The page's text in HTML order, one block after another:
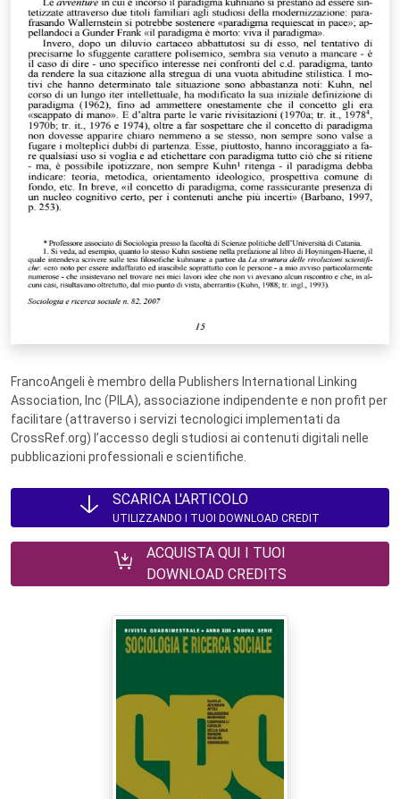
FrancoAngeli è membro della Publishers International Linking
Association, Inc (PILA), associazione indipendente e non profit per
facilitare (attraverso i servizi tecnologici implementati da
CrossRef.org) l’accesso degli studiosi ai contenuti digitali nelle
pubblicazioni professionali e scientifiche.
SCARICA L'ARTICOLO
UTILIZZANDO I TUOI DOWNLOAD CREDIT
ACQUISTA QUI I TUOI
DOWNLOAD CREDITS